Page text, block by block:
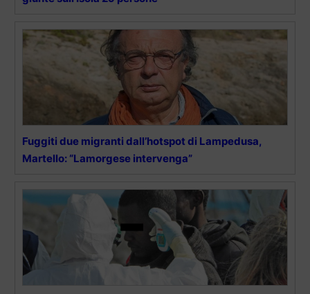
Fuggiti due migranti dall’hotspot di Lampedusa,
Martello: “Lamorgese intervenga”